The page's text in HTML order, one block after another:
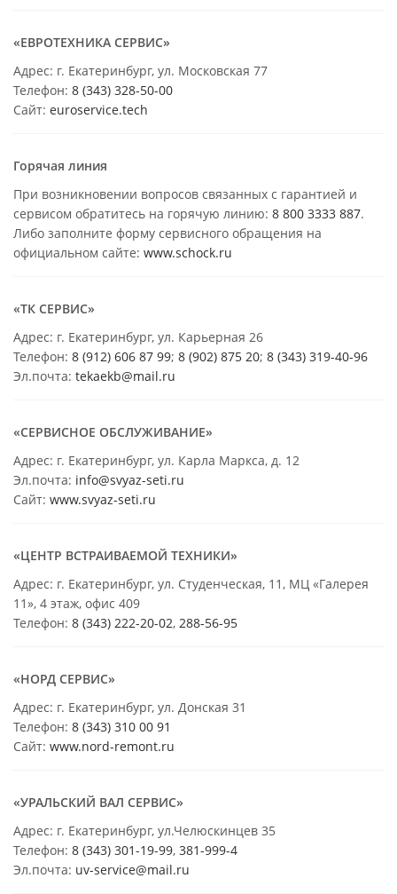
«ЕВРОТЕХНИКА СЕРВИС»
Адрес: г. Екатеринбург, ул. Московская 77
Телефон: 8 (343) 328-50-00
Сайт: euroservice.tech
Горячая линия
При возникновении вопросов связанных с гарантией и
сервисом обратитесь на горячую линию: 8 800 3333 887.
Либо заполните форму сервисного обращения на
официальном сайте: www.schock.ru
«ТК СЕРВИС»
Адрес: г. Екатеринбург, ул. Карьерная 26
Телефон: 8 (912) 606 87 99; 8 (902) 875 20; 8 (343) 319-40-96
Эл.почта: tekaekb@mail.ru
«СЕРВИСНОЕ ОБСЛУЖИВАНИЕ»
Адрес: г. Екатеринбург, ул. Карла Маркса, д. 12
Эл.почта: info@svyaz-seti.ru
Сайт: www.svyaz-seti.ru
«ЦЕНТР ВСТРАИВАЕМОЙ ТЕХНИКИ»
Адрес: г. Екатеринбург, ул. Студенческая, 11, МЦ «Галерея
11», 4 этаж, офис 409
Телефон: 8 (343) 222-20-02, 288-56-95
«НОРД СЕРВИС»
Адрес: г. Екатеринбург, ул. Донская 31
Телефон: 8 (343) 310 00 91
Сайт: www.nord-remont.ru
«УРАЛЬСКИЙ ВАЛ СЕРВИС»
Адрес: г. Екатеринбург, ул.Челюскинцев 35
Телефон: 8 (343) 301-19-99, 381-999-4
Эл.почта: uv-service@mail.ru